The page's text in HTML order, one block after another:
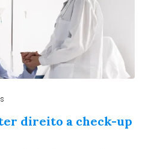
direito a check-up